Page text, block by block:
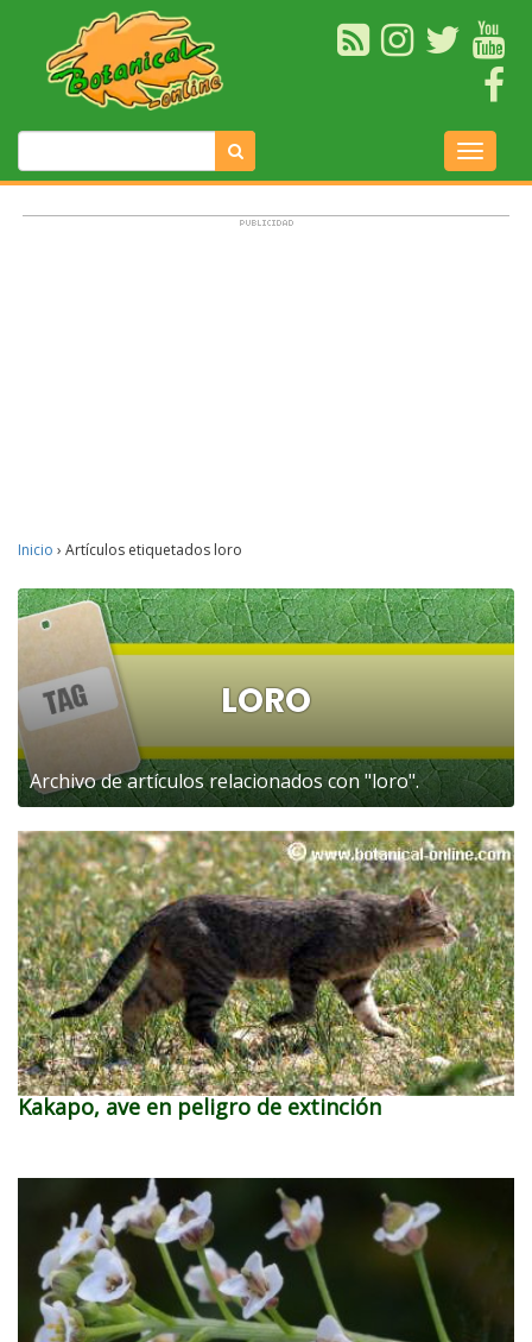
Inicio › Artículos etiquetados loro
LORO
Archivo de artículos relacionados con "loro".
Kakapo, ave en peligro de extinción